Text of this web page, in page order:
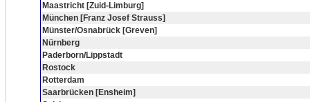
Maastricht [Zuid-Limburg]
München [Franz Josef Strauss]
Münster/Osnabrück [Greven]
Nürnberg
Paderborn/Lippstadt
Rostock
Rotterdam
Saarbrücken [Ensheim]